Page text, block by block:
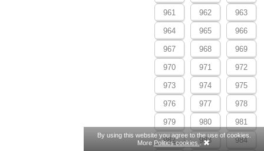
961 962 963
964 965 966
967 968 969
970 971 972
973 974 975
976 977 978
979 980 981
982 983 984
By using this website you agree to the use of cookies.
More Politics cookies. .